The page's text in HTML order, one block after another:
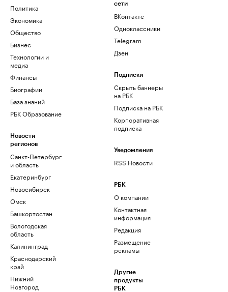
Политика
Экономика
Общество
Бизнес
Технологии и
медиа
Финансы
Биографии
База знаний
РБК Образование
Новости
регионов
Санкт-Петербург
и область
Екатеринбург
Новосибирск
Омск
Башкортостан
Вологодская
область
Калининград
Краснодарский
край
Нижний
Новгород
сети
ВКонтакте
Одноклассники
Telegram
Дзен
Подписки
Скрыть баннеры
на РБК
Подписка на РБК
Корпоративная
подписка
Уведомления
RSS Новости
РБК
О компании
Контактная
информация
Редакция
Размещение
рекламы
Другие
продукты
РБК